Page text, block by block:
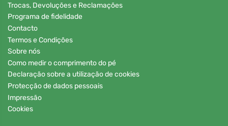
Trocas, Devoluções e Reclamações
Programa de fidelidade
Contacto
Termos e Condições
Sobre nós
Como medir o comprimento do pé
Declaração sobre a utilização de cookies
Protecção de dados pessoais
Impressão
Cookies